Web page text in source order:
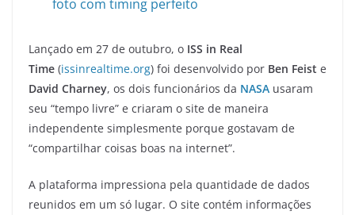
foto com timing perfeito
Lançado em 27 de outubro, o ISS in Real
Time (issinrealtime.org) foi desenvolvido por Ben Feist e
David Charney, os dois funcionários da NASA usaram
seu “tempo livre” e criaram o site de maneira
independente simplesmente porque gostavam de
“compartilhar coisas boas na internet”.
A plataforma impressiona pela quantidade de dados
reunidos em um só lugar. O site contém informações